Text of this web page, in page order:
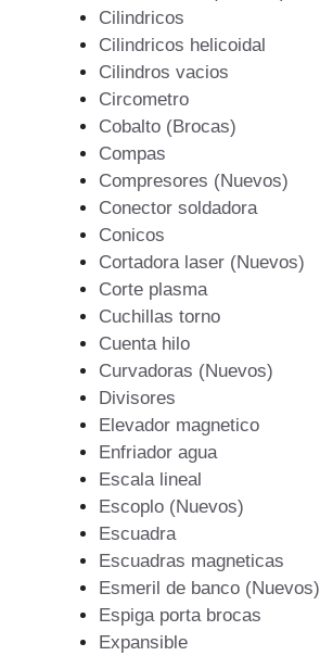
Cilindricos
Cilindricos helicoidal
Cilindros vacios
Circometro
Cobalto (Brocas)
Compas
Compresores (Nuevos)
Conector soldadora
Conicos
Cortadora laser (Nuevos)
Corte plasma
Cuchillas torno
Cuenta hilo
Curvadoras (Nuevos)
Divisores
Elevador magnetico
Enfriador agua
Escala lineal
Escoplo (Nuevos)
Escuadra
Escuadras magneticas
Esmeril de banco (Nuevos)
Espiga porta brocas
Expansible